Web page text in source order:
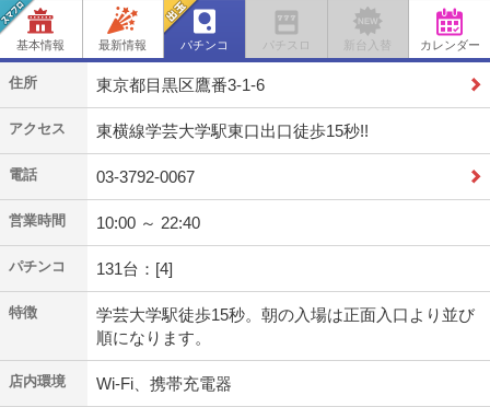
基本情報 最新情報 パチンコ パチスロ 新台入替 カレンダー
住所 東京都目黒区鷹番3-1-6
アクセス 東横線学芸大学駅東口出口徒歩15秒!!
電話 03-3792-0067
営業時間 10:00 ～ 22:40
パチンコ 131台：[4]
特徴
学芸大学駅徒歩15秒。朝の入場は正面入口より並び
順になります。
店内環境 Wi-Fi、携帯充電器